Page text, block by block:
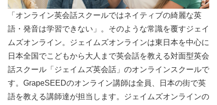
「オンライン英会話スクールではネイティブの綺麗な英
語・発音は学習できない」。そのような常識を覆すジェイ
ムズオンライン。ジェイムズオンラインは東日本を中心に
日本全国でこどもから大人まで英会話を教える対面型英会
話スクール「ジェイムズ英会話」のオンラインスクールで
す。GrapeSEEDのオンライン講師は全員、日本の街で英
語を教える講師達が担当します。ジェイムズオンラインの